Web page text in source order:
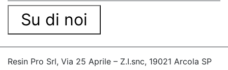
Su di noi
Resin Pro Srl, Via 25 Aprile – Z.I.snc, 19021 Arcola SP